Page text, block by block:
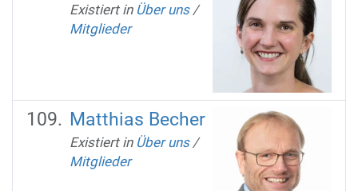
Existiert in Über uns /
Mitglieder
Matthias Becher
Existiert in Über uns /
Mitglieder